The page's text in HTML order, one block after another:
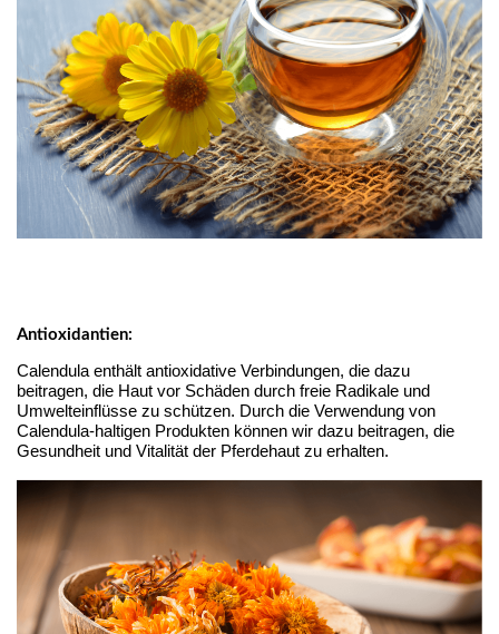
Antioxidantien:
Calendula enthält antioxidative Verbindungen, die dazu
beitragen, die Haut vor Schäden durch freie Radikale und
Umwelteinflüsse zu schützen. Durch die Verwendung von
Calendula-haltigen Produkten können wir dazu beitragen, die
Gesundheit und Vitalität der Pferdehaut zu erhalten.